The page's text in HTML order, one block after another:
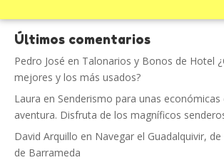
Últimos comentarios
Pedro José en Talonarios y Bonos de Hotel
mejores y los más usados?
Laura en Senderismo para unas económicas
aventura. Disfruta de los magníficos
David Arquillo en Navegar el Guadalquivir,
de Barrameda